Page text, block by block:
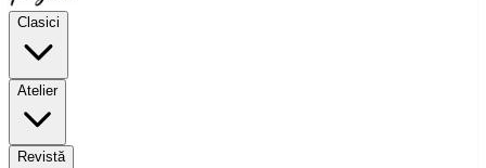
Clasici
Atelier
Revistă